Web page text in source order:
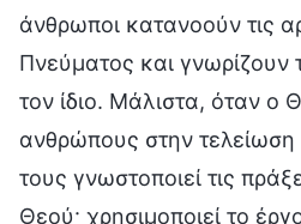
άνθρωποι κατανοούν τις
Πνεύματος και γνωρίζουν
τον ίδιο. Μάλιστα, όταν ο
ανθρώπους στην τελείωση
τους γνωστοποιεί τις
Θεού· χρησιμοποιεί το